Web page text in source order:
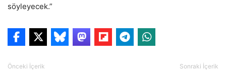
söyleyecek.”
Önceki İçerik Sonraki İçerik